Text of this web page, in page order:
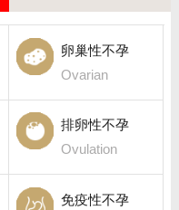
卵巢性不孕
Ovarian
排卵性不孕
Ovulation
免疫性不孕